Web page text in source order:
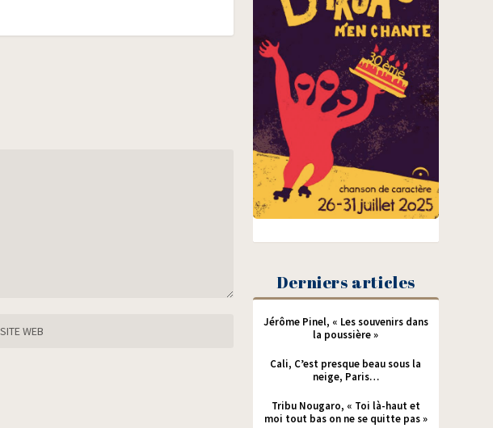
Derniers articles
Jérôme Pinel, « Les souvenirs dans
la poussière »
Cali, C’est presque beau sous la
neige, Paris…
Tribu Nougaro, « Toi là-haut et
moi tout bas on ne se quitte pas »